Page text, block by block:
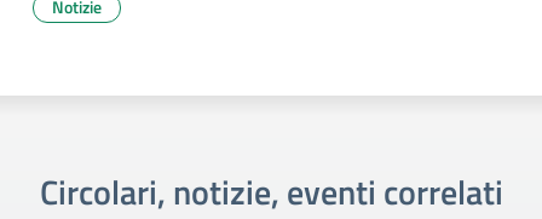
Notizie
Circolari, notizie, eventi correlati